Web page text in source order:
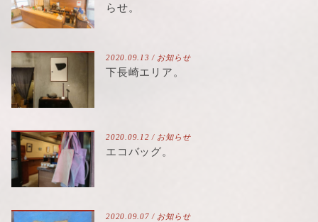
らせ。
2020.09.13 / お知らせ
下長崎エリア。
2020.09.12 / お知らせ
エコバッグ。
2020.09.07 / お知らせ